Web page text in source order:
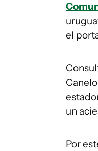
el
un
Por